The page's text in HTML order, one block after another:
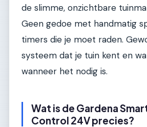
de slimme, onzichtbare
Geen gedoe met handmatig
timers die je moet raden.
systeem dat je tuin kent en
wanneer het nodig is.
Wat is de Gardena
Control 24V precies?